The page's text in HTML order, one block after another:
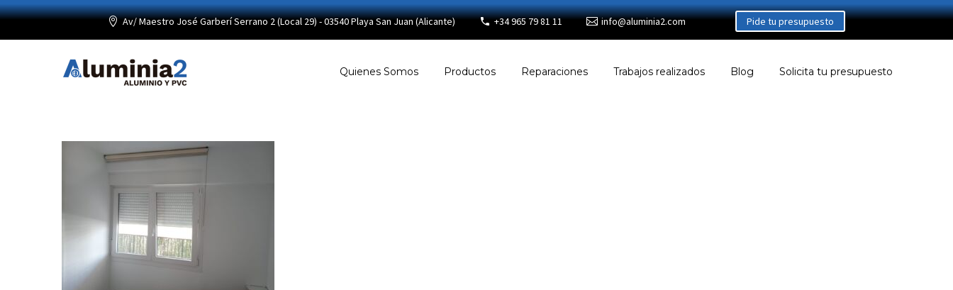
Av/ Maestro José Garberí Serrano 2 (Local 29) - 03540 Playa San Juan (Alicante) +34 965 79 81 11 info@aluminia2.com Pide tu presupuesto
Quienes Somos Productos Reparaciones Trabajos realizados Blog Solicita tu presupuesto